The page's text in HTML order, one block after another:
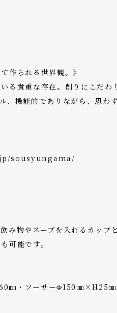
作られる世界観。》
る貴重な存在。削りにこだわ
、機能的でありながら、思わ
sousyungama/
み物やスープを入れるカップ
可能です。
㎜・ソーサーΦ150㎜×H25㎜